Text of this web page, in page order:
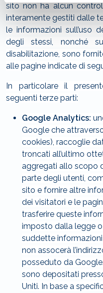
sito non ha alcun
interamente gestiti dalle
le informazioni sull’uso
degli stessi, nonché
disabilitazione, sono
alle pagine indicate di
In particolare il
seguenti terze parti:
Google Analytics:
Google che
cookies), raccoglie
troncati all’ultimo
aggregati allo scopo
parte degli utenti,
sito e fornire altre
dei visitatori e le
trasferire queste
imposto dalla legge
suddette
non assocerà
posseduto da
sono depositati
Uniti. In base a